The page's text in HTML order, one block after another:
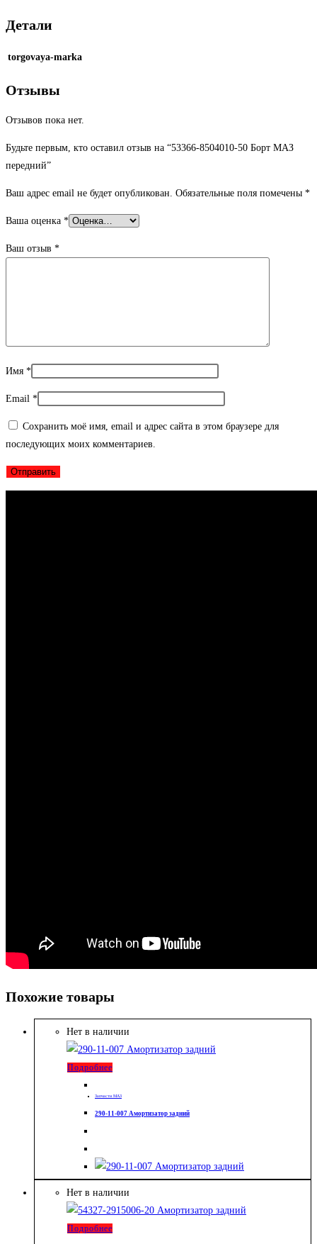
Детали
torgovaya-marka
Отзывы
Отзывов пока нет.
Будьте первым, кто оставил отзыв на “53366-8504010-50 Борт МАЗ
передний”
Ваш адрес email не будет опубликован. Обязательные поля помечены *
Ваша оценка *
Ваш отзыв *
Имя *
Email *
Сохранить моё имя, email и адрес сайта в этом браузере для
последующих моих комментариев.
Похожие товары
Нет в наличии
Подробнее
Запчасти МАЗ
290-11-007 Амортизатор задний
Нет в наличии
Подробнее